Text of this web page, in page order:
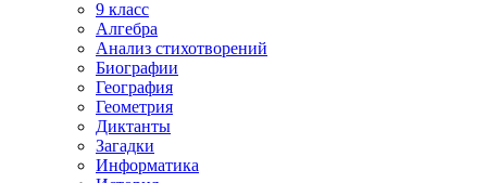
9 класс
Алгебра
Анализ стихотворений
Биографии
География
Геометрия
Диктанты
Загадки
Информатика